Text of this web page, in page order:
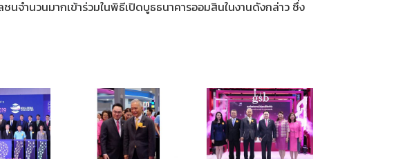
นจำนวนมากเข้าร่วมในพิธีเปิดบูธธนาคารออมสินในงานดังกล่าว ซึ่ง